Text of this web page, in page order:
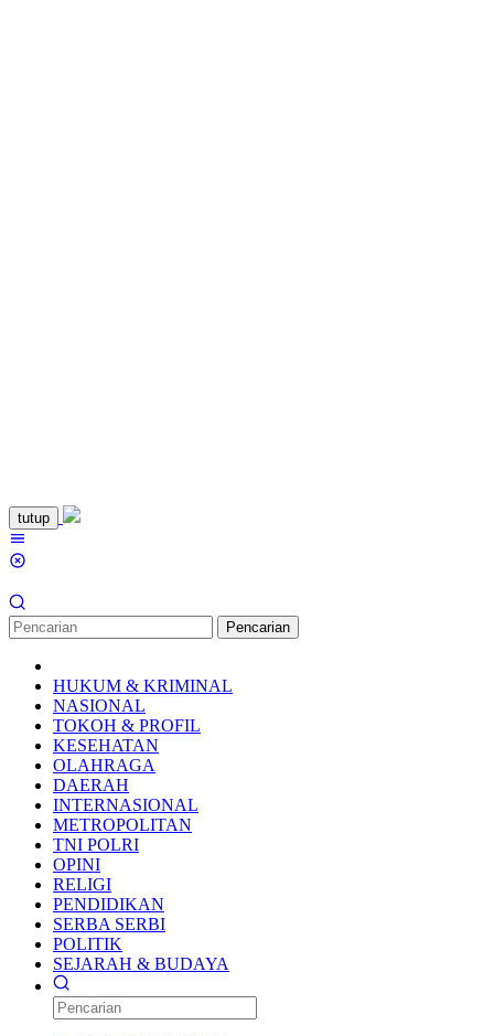
Loncat
ke
konten
tutup
Pencarian
HUKUM & KRIMINAL
NASIONAL
TOKOH & PROFIL
KESEHATAN
OLAHRAGA
DAERAH
INTERNASIONAL
METROPOLITAN
TNI POLRI
OPINI
RELIGI
PENDIDIKAN
SERBA SERBI
POLITIK
SEJARAH & BUDAYA